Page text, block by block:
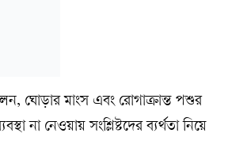
ঘোড়ার মাংস এবং রোগাক্রান্ত পশুর
না নেওয়ায় সংশ্লিষ্টদের ব্যর্থতা নিয়ে